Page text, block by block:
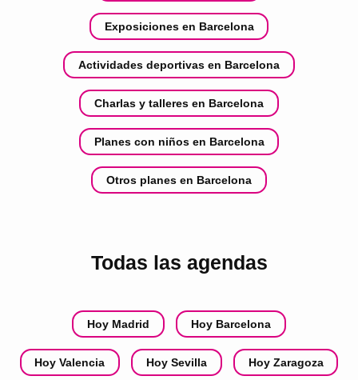
Exposiciones en Barcelona
Actividades deportivas en Barcelona
Charlas y talleres en Barcelona
Planes con niños en Barcelona
Otros planes en Barcelona
Todas las agendas
Hoy Madrid Hoy Barcelona
Hoy Valencia Hoy Sevilla Hoy Zaragoza